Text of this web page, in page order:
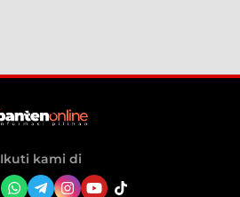
Ikuti kami di